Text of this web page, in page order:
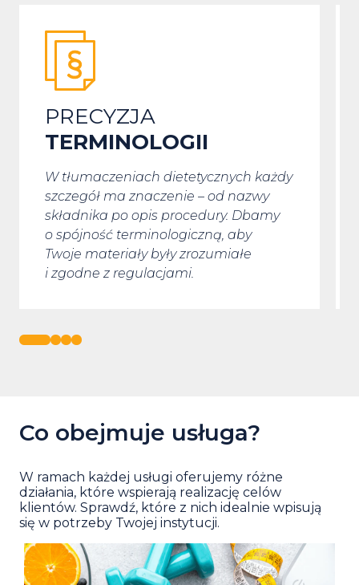
BEZPIECZEŃSTWO I
ZGODNOŚĆ PRAWNA
Instrukcje, składy i certyfikaty muszą
być przetłumaczone zgodnie
z obowiązującymi normami. Nasze
tłumaczenia pomagają uniknąć
błędów, które mogłyby zagrozić
wprowadzeniu produktu na rynek.
Co obejmuje usługa?
W ramach każdej usługi oferujemy różne
działania, które wspierają realizację celów
klientów. Sprawdź, które z nich idealnie wpisują
się w potrzeby Twojej instytucji.